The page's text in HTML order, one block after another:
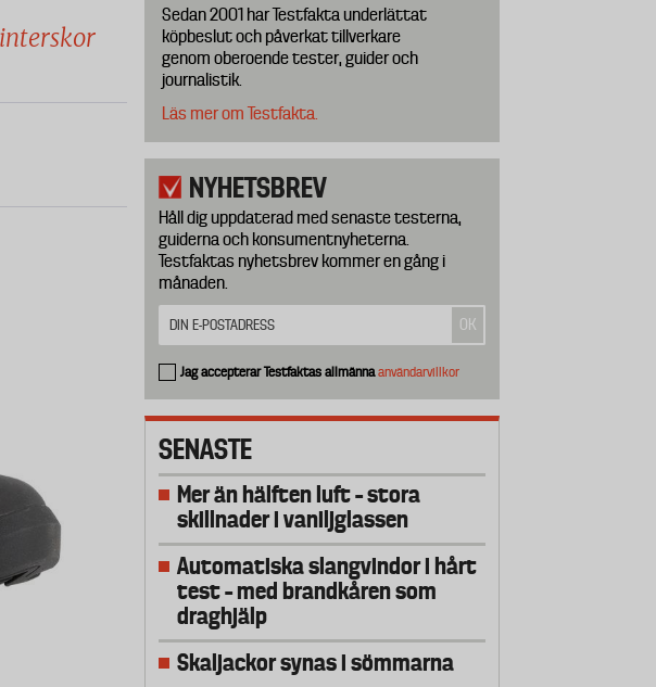
Sedan 2001 har Testfakta underlättat
köpbeslut och påverkat tillverkare
genom oberoende tester, guider och
journalistik.
Läs mer om Testfakta.
NYHETSBREV
Håll dig uppdaterad med senaste testerna,
guiderna och konsumentnyheterna.
Testfaktas nyhetsbrev kommer en gång i
månaden.
Jag accepterar Testfaktas allmännaanvändarvillkor
SENASTE
Mer än hälften luft – stora
skillnader i vaniljglassen
Automatiska slangvindor i hårt
test – med brandkåren som
draghjälp
Skaljackor synas i sömmarna